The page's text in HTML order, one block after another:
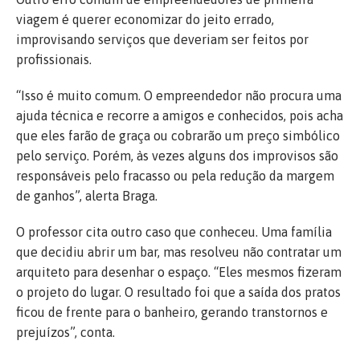
viagem é querer economizar do jeito errado,
improvisando serviços que deveriam ser feitos por
profissionais.
“Isso é muito comum. O empreendedor não procura uma
ajuda técnica e recorre a amigos e conhecidos, pois acha
que eles farão de graça ou cobrarão um preço simbólico
pelo serviço. Porém, às vezes alguns dos improvisos são
responsáveis pelo fracasso ou pela redução da margem
de ganhos”, alerta Braga.
O professor cita outro caso que conheceu. Uma família
que decidiu abrir um bar, mas resolveu não contratar um
arquiteto para desenhar o espaço. “Eles mesmos fizeram
o projeto do lugar. O resultado foi que a saída dos pratos
ficou de frente para o banheiro, gerando transtornos e
prejuízos”, conta.